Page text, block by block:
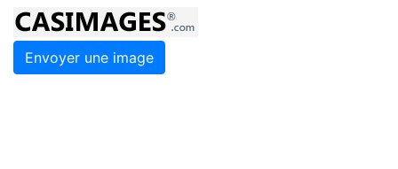
Envoyer une image